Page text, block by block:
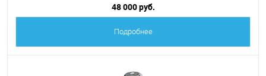
48 000 руб.
Подробнее